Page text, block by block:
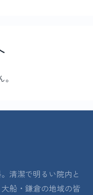
清潔で明るい院内と
船・鎌倉の地域の皆